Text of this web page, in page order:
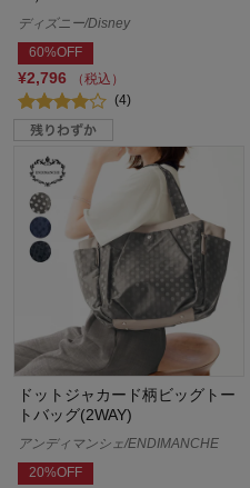
ディズニー/Disney
60%OFF
¥2,796
（税込）
(4)
ドットジャカード柄ビッグトー
トバッグ(2WAY)
アンディマンシェ/ENDIMANCHE
20%OFF